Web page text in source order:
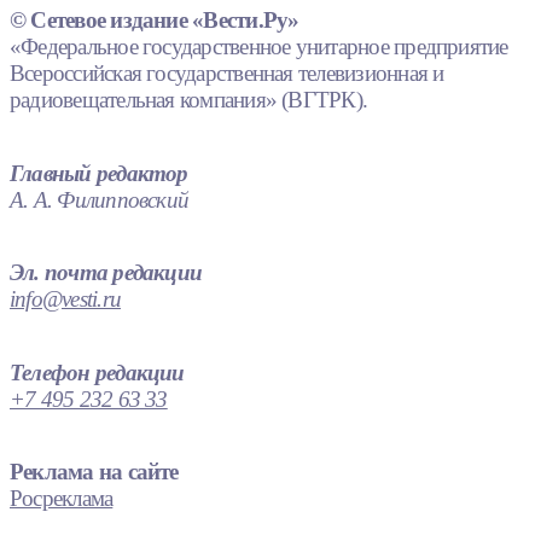
© Сетевое издание «Вести.Ру»
«Федеральное государственное унитарное предприятие
Всероссийская государственная телевизионная и
радиовещательная компания» (ВГТРК).
Главный редактор
А. А. Филипповский
Эл. почта редакции
info@vesti.ru
Телефон редакции
+7 495 232 63 33
Реклама на сайте
Росреклама